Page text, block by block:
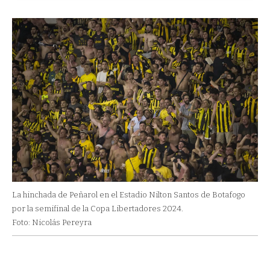
La hinchada de Peñarol en el Estadio Nilton Santos de Botafogo
por la semifinal de la Copa Libertadores 2024.
Foto: Nicolás Pereyra